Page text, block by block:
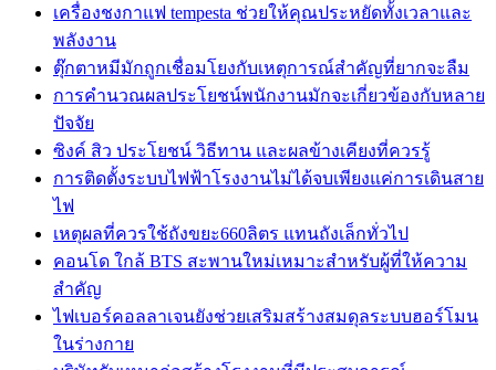
เครื่องชงกาแฟ tempesta ช่วยให้คุณประหยัดทั้งเวลาและ
พลังงาน
ตุ๊กตาหมีมักถูกเชื่อมโยงกับเหตุการณ์สำคัญที่ยากจะลืม
การคำนวณผลประโยชน์พนักงานมักจะเกี่ยวข้องกับหลาย
ปัจจัย
ซิงค์ สิว ประโยชน์ วิธีทาน และผลข้างเคียงที่ควรรู้
การติดตั้งระบบไฟฟ้าโรงงานไม่ได้จบเพียงแค่การเดินสาย
ไฟ
เหตุผลที่ควรใช้ถังขยะ660ลิตร แทนถังเล็กทั่วไป
คอนโด ใกล้ BTS สะพานใหม่เหมาะสำหรับผู้ที่ให้ความ
สำคัญ
ไฟเบอร์คอลลาเจนยังช่วยเสริมสร้างสมดุลระบบฮอร์โมน
ในร่างกาย